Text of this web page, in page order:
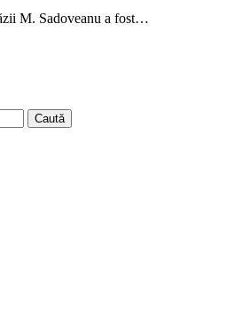
M. Sadoveanu a fost…
Caută